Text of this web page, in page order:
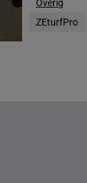
Overig
ZEturfPro